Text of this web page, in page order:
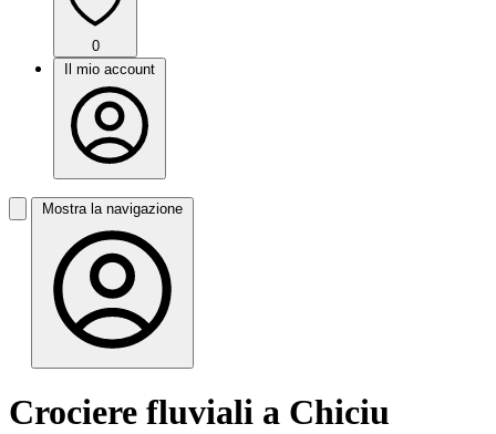
0
Il mio account
Mostra la navigazione
Crociere fluviali a Chiciu